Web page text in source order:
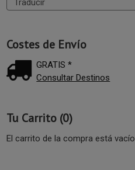
Costes de Envío
GRATIS *
Consultar Destinos
Tu Carrito (0)
El carrito de la compra está vacío